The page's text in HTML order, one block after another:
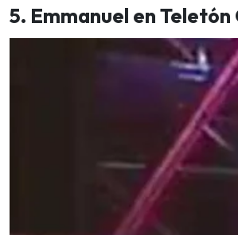
5. Emmanuel en Teletón